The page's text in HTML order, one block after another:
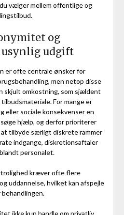
vælger mellem offentlige og
og
udgift
er ofte centrale ønsker for
men netop disse
skjult omkostning, som sjældent
For mange er
eller sociale konsekvenser en
hjælp, og derfor prioriterer
tilbyde særligt diskrete rammer
indgange, diskretionsaftaler
personalet.
kræver ofte flere
uddannelse, hvilket kan afspejle
behandlingen.